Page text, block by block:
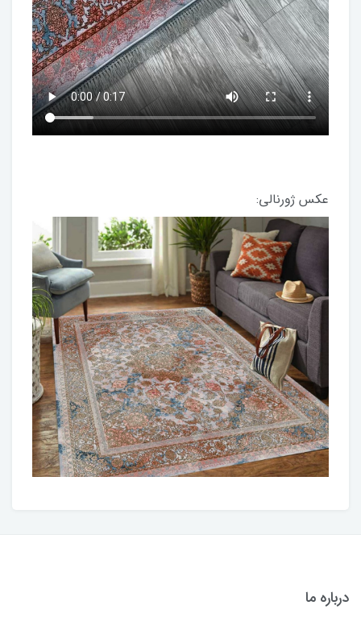
عکس ژورنالی:
درباره ما